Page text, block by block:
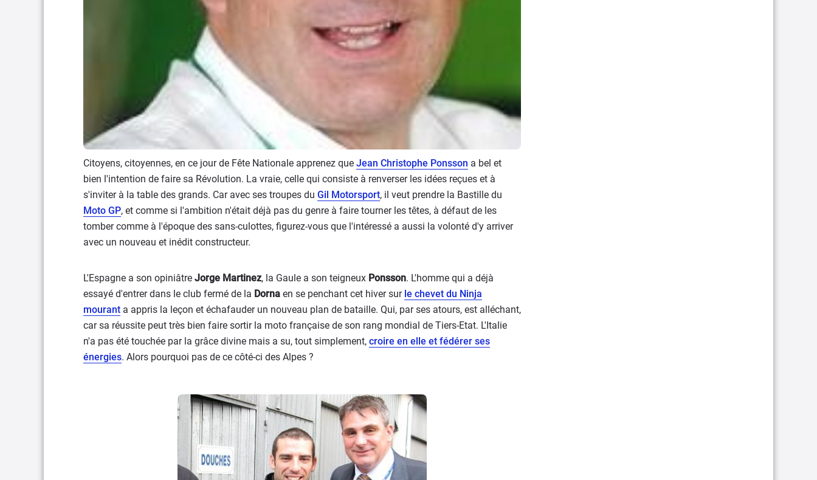
Citoyens, citoyennes, en ce jour de Fête Nationale apprenez que Jean Christophe Ponsson a bel et
bien l'intention de faire sa Révolution. La vraie, celle qui consiste à renverser les idées reçues et à
s'inviter à la table des grands. Car avec ses troupes du Gil Motorsport, il veut prendre la Bastille du
Moto GP, et comme si l'ambition n'était déjà pas du genre à faire tourner les têtes, à défaut de les
tomber comme à l'époque des sans-culottes, figurez-vous que l'intéressé a aussi la volonté d'y arriver
avec un nouveau et inédit constructeur.
L'Espagne a son opiniâtre Jorge Martinez, la Gaule a son teigneux Ponsson. L'homme qui a déjà
essayé d'entrer dans le club fermé de la Dorna en se penchant cet hiver sur le chevet du Ninja
mourant a appris la leçon et échafauder un nouveau plan de bataille. Qui, par ses atours, est alléchant,
car sa réussite peut très bien faire sortir la moto française de son rang mondial de Tiers-Etat. L'Italie
n'a pas été touchée par la grâce divine mais a su, tout simplement, croire en elle et fédérer ses
énergies. Alors pourquoi pas de ce côté-ci des Alpes ?